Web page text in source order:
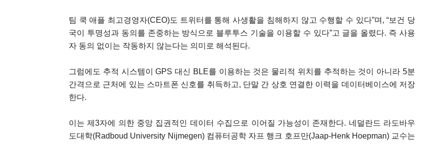
팀 쿡 애플 최고경영자(CEO)도 트위터를 통해 사생활을 침해하지 않고 수행할 수 있다”며, “보건 당
국이 투명성과 동의를 존중하는 방식으로 블루투스 기술을 이용할 수 있다”고 글을 올렸다. 즉 사용
자 동의 없이는 작동하지 않는다는 의미로 해석된다.
그럼에도 추적 시스템이 GPS 대신 BLE를 이용하는 것은 물리적 위치를 추적하는 것이 아니라 5분
간격으로 근처에 있는 스마트폰 신호를 취득하고, 단말 간 상호 연결한 이력을 데이터베이스에 저장
한다.
이는 제3자에 의한 중앙 집권적인 데이터 수집으로 이어질 가능성이 존재한다. 네덜란드 라도바우
도대학(Radboud University Nijmegen) 컴퓨터공학 자프 행크 호프만(Jaap-Henk Hoepman) 교수는